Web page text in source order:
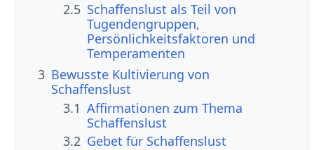
2.5 Schaffenslust als Teil von
Tugendengruppen,
Persönlichkeitsfaktoren und
Temperamenten
3 Bewusste Kultivierung von
Schaffenslust
3.1 Affirmationen zum Thema
Schaffenslust
3.2 Gebet für Schaffenslust